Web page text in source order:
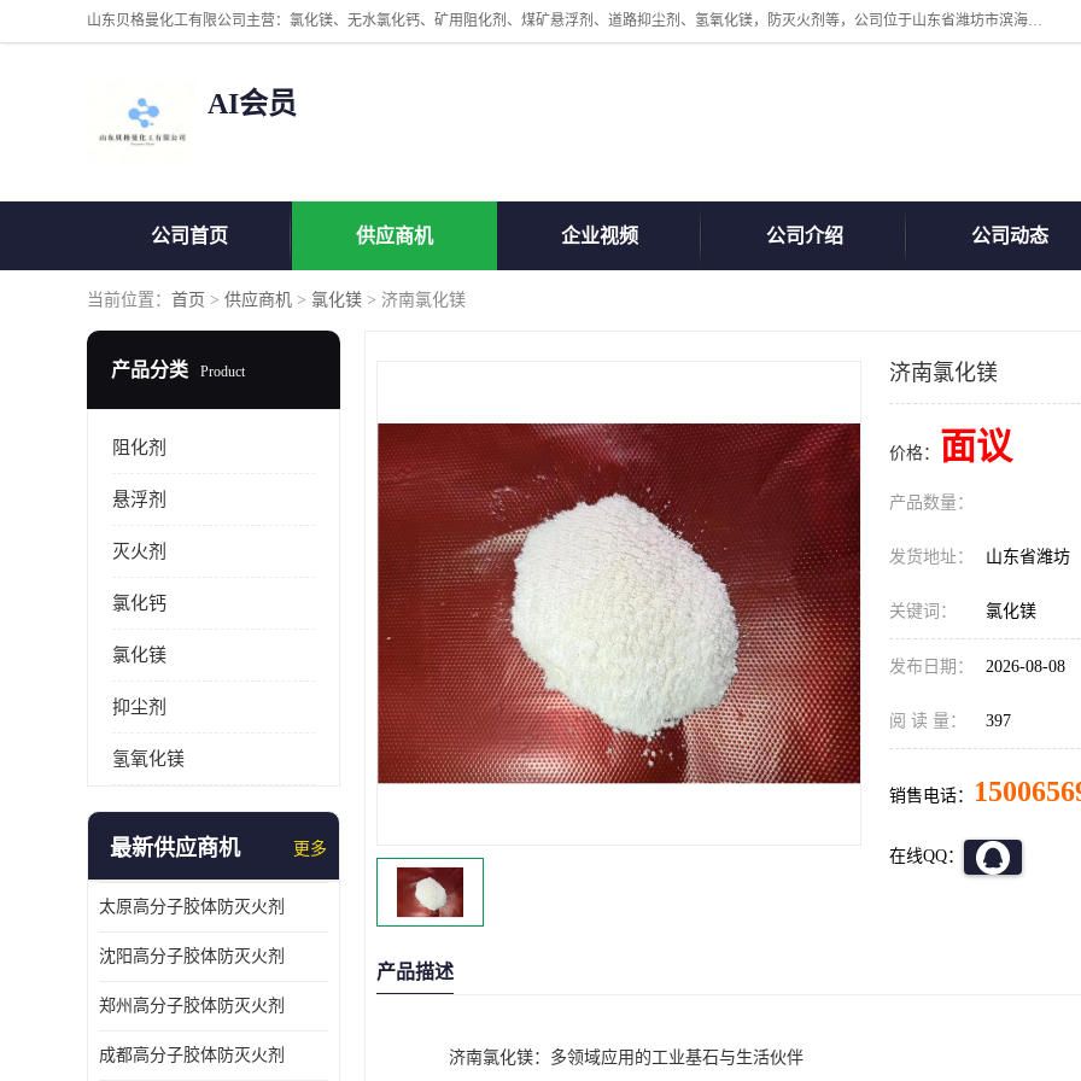
山东贝格曼化工有限公司主营：氯化镁、无水氯化钙、矿用阻化剂、煤矿悬浮剂、道路抑尘剂、氢氧化镁，防灭火剂等，公司位于山东省潍坊市滨海经济开发区,是专业从事对各种精细化工集研究、开发、制造于一体的现代化大型跨境化工企业，公司本着诚信经营、给每一位客户提供专业服务。
AI会员
公司首页 供应商机 企业视频 公司介绍 公司动态
当前位置： 首页 > 供应商机 > 氯化镁 > 济南氯化镁
产品分类 Product
阻化剂
悬浮剂
灭火剂
氯化钙
氯化镁
抑尘剂
氢氧化镁
最新供应商机 更多
太原高分子胶体防灭火剂
沈阳高分子胶体防灭火剂
郑州高分子胶体防灭火剂
成都高分子胶体防灭火剂
济南氯化镁
价格： 面议
产品数量：
发货地址： 山东省潍坊
关键词： 氯化镁
发布日期： 2026-08-08
阅 读 量： 397
销售电话：
在线QQ：
产品描述
济南氯化镁：多领域应用的工业基石与生活伙伴